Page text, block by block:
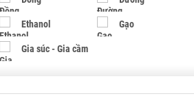
Ethanol Gạo
Gia súc - Gia cầm